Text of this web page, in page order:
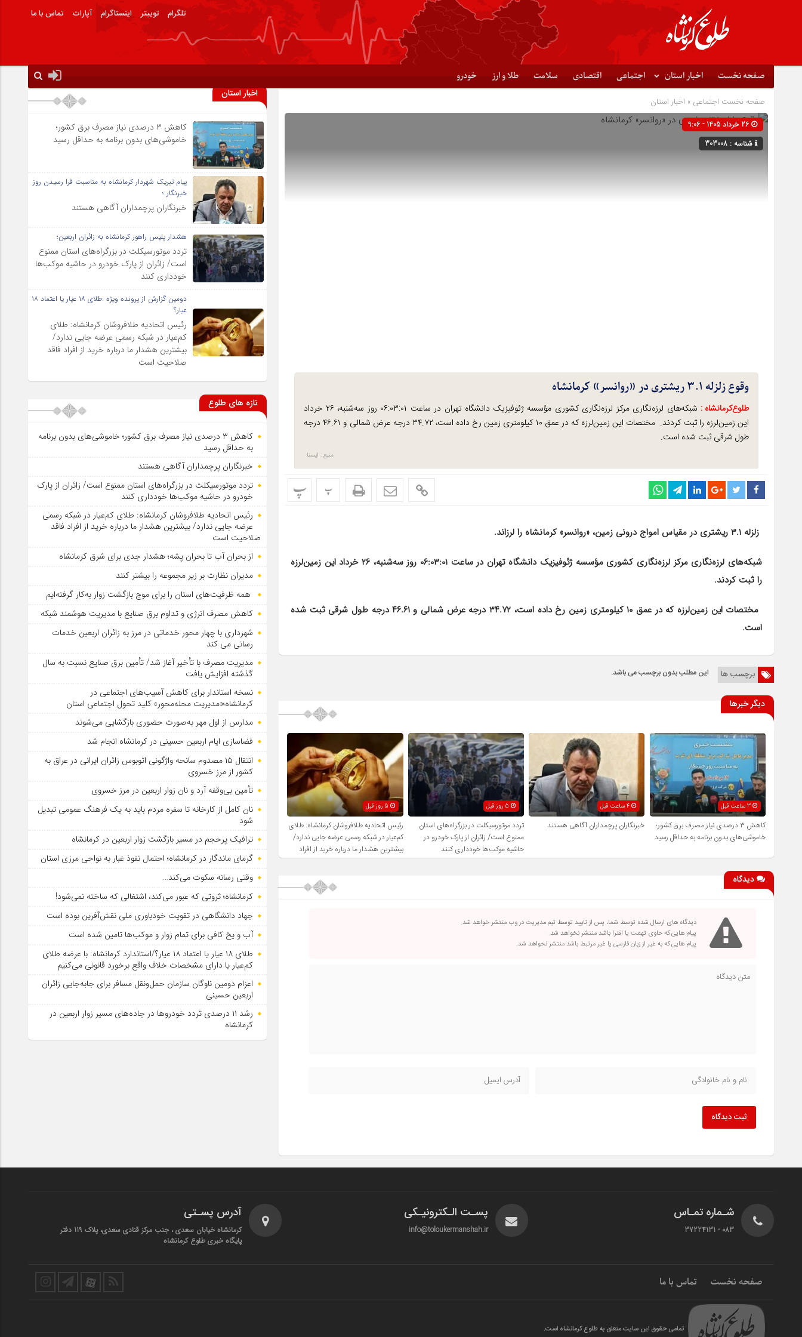
تلگرام توییتر اینستاگرام آپارات تماس با ما
صفحه نخست اخبار استان اجتماعی اقتصادی سلامت طلا و ارز خودرو
صفحه نخست اجتماعی » اخبار استان
شناسه : 303008
وقوع زلزله ۳.۱ ریشتری در «روانسر» کرمانشاه
طلوع‌‌کرمانشاه :
شبکه‌های لرزه‌نگاری مرکز لرزه‌نگاری کشوری مؤسسه ژئوفیزیک دانشگاه تهران در ساعت ۰۶:۰۳:۰۱ روز سه‌شنبه، ۲۶ خرداد
این زمین‌لرزه را ثبت کردند. مختصات این زمین‌لرزه که در عمق ۱۰ کیلومتری زمین رخ داده است، ۳۴.۷۲ درجه عرض شمالی و ۴۶.۶۱ درجه
طول شرقی ثبت شده است.
منبع : ایسنا
پ پ
زلزله ۳.۱ ریشتری در مقیاس امواج درونی زمین، «روانسر» کرمانشاه را لرزاند.
شبکه‌های لرزه‌نگاری مرکز لرزه‌نگاری کشوری مؤسسه ژئوفیزیک دانشگاه تهران در ساعت ۰۶:۰۳:۰۱ روز سه‌شنبه، ۲۶ خرداد این زمین‌لرزه
را ثبت کردند.
مختصات این زمین‌لرزه که در عمق ۱۰ کیلومتری زمین رخ داده است، ۳۴.۷۲ درجه عرض شمالی و ۴۶.۶۱ درجه طول شرقی ثبت شده
است.
برچسب ها این مطلب بدون برچسب می باشد.
دیگر خبرها
3 ساعت قبل
کاهش ۳ درصدی نیاز مصرف برق کشور؛
خاموشی‌های بدون برنامه به حداقل رسید
4 ساعت قبل
خبرنگاران پرچمداران آگاهی هستند
تردد موتورسیکلت در بزرگراه‌های استان
ممنوع است/ زائران از پارک خودرو در
حاشیه موکب‌ها خودداری کنند
رئیس اتحادیه طلافروشان کرمانشاه: طلای
کم‌عیار در شبکه رسمی عرضه جایی ندارد/
بیشترین هشدار ما درباره خرید از افراد
فاقد صلاحیت است
دیدگاه
دیدگاه های ارسال شده توسط شما، پس از تایید توسط تیم مدیریت در وب منتشر خواهد شد.
پیام هایی که حاوی تهمت یا افترا باشد منتشر نخواهد شد.
پیام هایی که به غیر از زبان فارسی یا غیر مرتبط باشد منتشر نخواهد شد.
ثبت دیدگاه
اخبار استان
کاهش ۳ درصدی نیاز مصرف برق کشور؛
خاموشی‌های بدون برنامه به حداقل رسید
پیام تبریک شهردار کرمانشاه به مناسبت فرا رسیدن روز
خبرنگار ؛
خبرنگاران پرچمداران آگاهی هستند
هشدار پلیس راهور کرمانشاه به زائران اربعین؛
تردد موتورسیکلت در بزرگراه‌های استان ممنوع
است/ زائران از پارک خودرو در حاشیه موکب‌ها
خودداری کنند
دومین گزارش از پرونده ویژه :طلای ۱۸ عیار یا اعتماد ۱۸
عیار؟
رئیس اتحادیه طلافروشان کرمانشاه: طلای
کم‌عیار در شبکه رسمی عرضه جایی ندارد/
بیشترین هشدار ما درباره خرید از افراد فاقد
صلاحیت است
تازه های طلوع
کاهش ۳ درصدی نیاز مصرف برق کشور؛ خاموشی‌های بدون برنامه
به حداقل رسید
خبرنگاران پرچمداران آگاهی هستند
تردد موتورسیکلت در بزرگراه‌های استان ممنوع است/ زائران از پارک
خودرو در حاشیه موکب‌ها خودداری کنند
رئیس اتحادیه طلافروشان کرمانشاه: طلای کم‌عیار در شبکه رسمی
عرضه جایی ندارد/ بیشترین هشدار ما درباره خرید از افراد فاقد
صلاحیت است
از بحران آب تا بحران پشه؛ هشدار جدی برای شرق کرمانشاه
مدیران نظارت بر زیر مجموعه را بیشتر کنند
همه ظرفیت‌های استان را برای موج بازگشت زوار به‌کار گرفته‌ایم
کاهش مصرف انرژی و تداوم برق صنایع با مدیریت هوشمند شبکه
شهرداری با چهار محور خدماتی در مرز به زائران اربعین خدمات
رسانی می کند
مدیریت مصرف با تأخیر آغاز شد/ تأمین برق صنایع نسبت به سال
گذشته افزایش یافت
نسخه استاندار برای کاهش آسیب‌های اجتماعی در
کرمانشاه؛«مدیریت محله‌محور» کلید تحول اجتماعی استان
مدارس از اول مهر به‌صورت حضوری بازگشایی می‌شوند
فضاسازی ایام اربعین حسینی در کرمانشاه انجام شد
انتقال ۱۵ مصدوم سانحه واژگونی اتوبوس زائران ایرانی در عراق به
کشور از مرز خسروی
تأمین بی‌وقفه آرد و نان زوار اربعین در مرز خسروی
نان کامل از کارخانه تا سفره مردم باید به یک فرهنگ عمومی تبدیل
شود
ترافیک پرحجم در مسیر بازگشت زوار اربعین در کرمانشاه
گرمای ماندگار در کرمانشاه؛ احتمال نفوذ غبار به نواحی مرزی استان
وقتی رسانه سکوت می‌کند…
کرمانشاه؛ ثروتی که عبور می‌کند، اشتغالی که ساخته نمی‌شود!
جهاد دانشگاهی در تقویت خودباوری ملی نقش‌آفرین بوده است
آب و یخ کافی برای تمام زوار و موکب‌ها تامین شده است
طلای ۱۸ عیار یا اعتماد ۱۸ عیار؟/استاندارد کرمانشاه: با عرضه طلای
کم‌عیار یا دارای مشخصات خلاف واقع برخورد قانونی می‌کنیم
اعزام دومین ناوگان سازمان حمل‌ونقل مسافر برای جابه‌جایی زائران
اربعین حسینی
رشد ۱۱ درصدی تردد خودروها در جاده‌های مسیر زوار اربعین در
کرمانشاه
شـماره تمـاس
083 - 37224131
پسـت الـکترونیـکی
info@toloukermanshah.ir
آدرس پسـتی
کرمانشاه خیابان سعدی ، جنب مرکز قنادی سعدی، پلاک 119 دفتر
پایگاه خبری طلوع کرمانشاه
صفحه نخست تماس با ما
تمامی حقوق این سایت متعلق به طلوع کرمانشاه است.